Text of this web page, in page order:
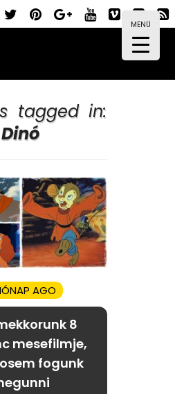
MENÜ
tagged in:
Dinó
AGO
8
mesefilmje,
fogunk